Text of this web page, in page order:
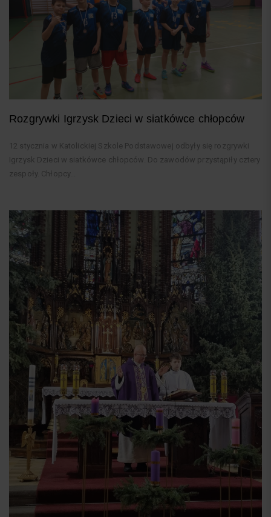
Rozgrywki Igrzysk Dzieci w siatkówce chłopców
12 stycznia w Katolickiej Szkole Podstawowej odbyły się rozgrywki
Igrzysk Dzieci w siatkówce chłopców. Do zawodów przystąpiły cztery
zespoły. Chłopcy...